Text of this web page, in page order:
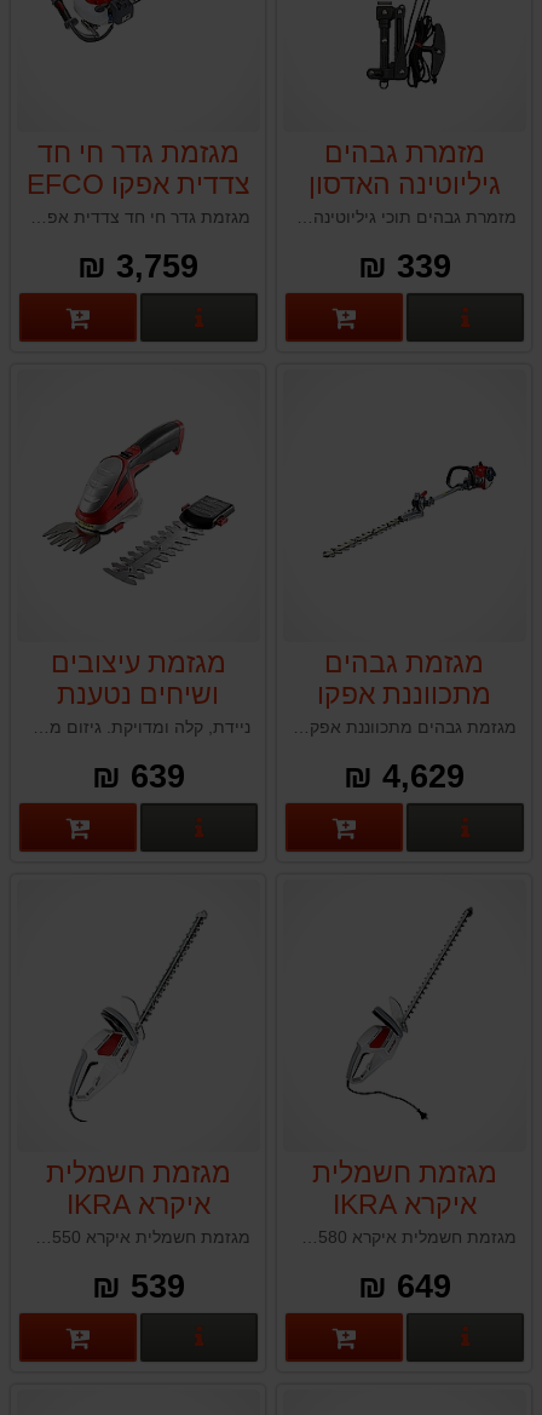
מזמרת גבהים
גיליוטינה האדסון
HUDSON עבור
מערכת מוט
טלסקופי האדסון
מזמרת גבהים תוכי גיליוטינה HUDSON תוצרת טאיוואן
339 ₪
פרטים נוספים
מגזמת גדר חי חד
צדדית אפקו EFCO
TGS2470
מגזמת גדר חי חד צדדית אפקו EFCO TGS2470 איטליה
3,759 ₪
פרטים נוספים
מגזמת גבהים
מתכווננת אפקו
EFCO DS3000HL
4,629 ₪
פרטים נוספים
מגזמת עיצובים
ושיחים נטענת
IKRA GBS 9054
LI
639 ₪
פרטים נוספים
מגזמת חשמלית
איקרא IKRA
HS580
649 ₪
פרטים נוספים
מגזמת חשמלית
איקרא IKRA
IHS550
539 ₪
פרטים נוספים